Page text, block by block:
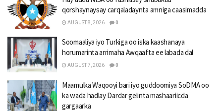
qorshaynaysay carqaladaynta amniga caasimadda
AUGUST 8, 2026 0
Soomaaliya iyo Turkiga oo iska kaashanaya
horumarinta arrimaha Awqaafta ee labada dal
AUGUST 7, 2026 0
Maamulka Waqooyi bari iyo guddoomiya SoDMA oo
ka wada hadlay Dardar gelinta mashaariicda
gargaarka